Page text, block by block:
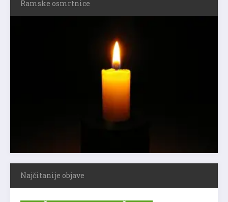
Ramske osmrtnice
Najčitanije objave